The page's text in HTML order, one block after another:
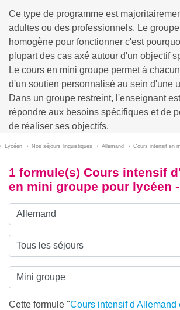
Ce type de programme est
adultes ou des professionnels. Le
homogène pour fonctionner c'est
plupart des cas axé autour d'un objectif
Le cours en mini groupe permet à
d'un soutien personnalisé au sein d'une
Dans un groupe restreint, l'enseignant
répondre aux besoins spécifiques et de
de réaliser ses objectifs.
Lycéen Nos séjours linguistiques Allemand Cours intensif en
1 formule(s) Cours intensif
en mini groupe pour lycéen
Cette formule "Cours intensif d'Allemand